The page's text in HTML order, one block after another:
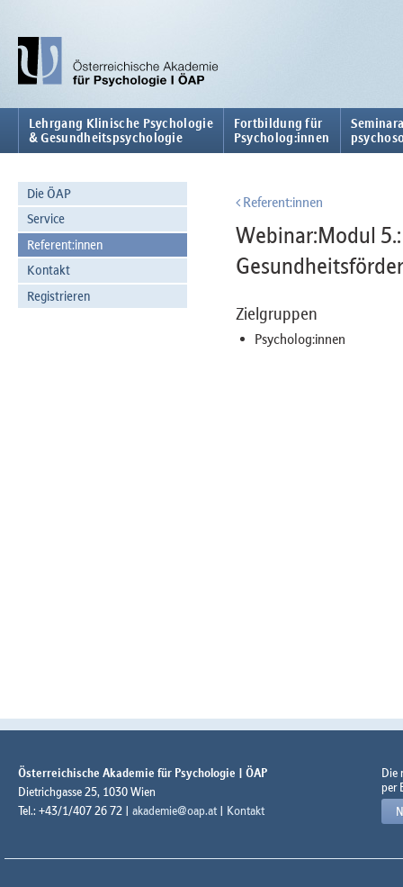
Lehrgang Klinische Psychologie
& Gesundheitspsychologie
Fortbildung für
Psycholog:innen
Die ÖAP
Service
Referent:innen
Kontakt
Registrieren
Referent:innen
Webinar:Modul
Zielgruppen
Psycholog:innen
Österreichische Akademie für Psychologie | ÖAP
Dietrichgasse 25, 1030 Wien
Tel.: +43/1/407 26 72 | akademie@oap.at | Kontakt
Die
per